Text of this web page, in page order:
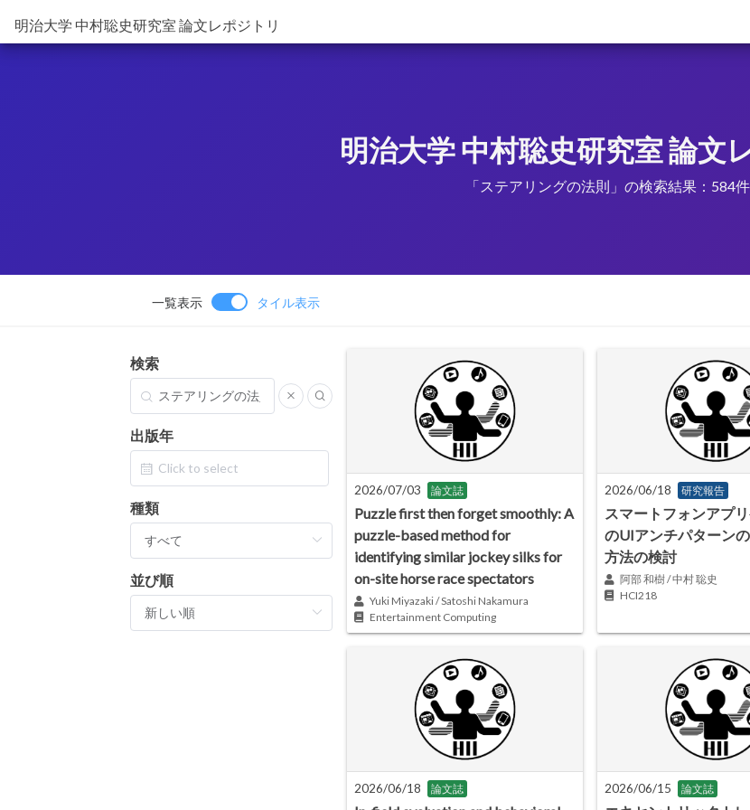
明治大学 中村聡史研究室 論文レポジトリ
明治大学 中村聡史研究室 論文
「ステアリングの法則」の検索結果：584件
一覧表示 タイル表示
検索
出版年
種類
並び順
2026/07/03 論文誌
Puzzle first then forget smoothly: A
puzzle-based method for
identifying similar jockey silks for
on-site horse race spectators
Yuki Miyazaki / Satoshi Nakamura
Entertainment Computing
2026/06/18 研究報告
スマートフォンアプ
のUIアンチパターン
方法の検討
阿部 和樹 / 中村 聡史
HCI218
2026/06/18 論文誌 2026/06/15 論文誌